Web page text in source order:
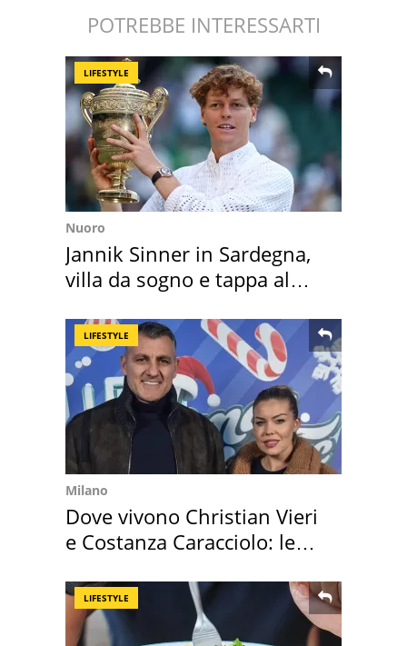
POTREBBE INTERESSARTI
LIFESTYLE
Nuoro
Jannik Sinner in Sardegna,
villa da sogno e tappa al
LIFESTYLE
Milano
Dove vivono Christian Vieri
e Costanza Caracciolo: le
LIFESTYLE